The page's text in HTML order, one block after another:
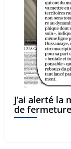
J’ai alerté la
de